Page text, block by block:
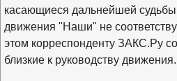
касающиеся дальнейшей
движения "Наши" не
этом корреспонденту ЗАКС.Ру
близкие к руководству движения.